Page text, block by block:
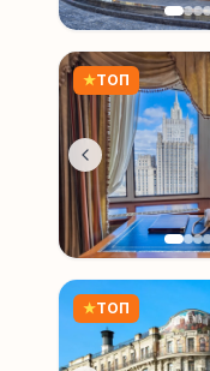
★ТОП
★ТОП